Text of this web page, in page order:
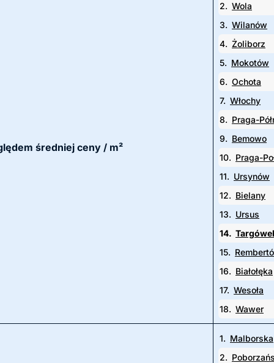
średniej ceny / m²
2. Wola
3. Wilanów
4. Żoliborz
5. Mokotów
6. Ochota
7. Włochy
8. Praga-
9. Bemowo
10. Praga-
11. Ursynów
12. Bielany
13. Ursus
14.
15.
16. Białołęka
17. Wesoła
18. Wawer
1. Malborska
2.